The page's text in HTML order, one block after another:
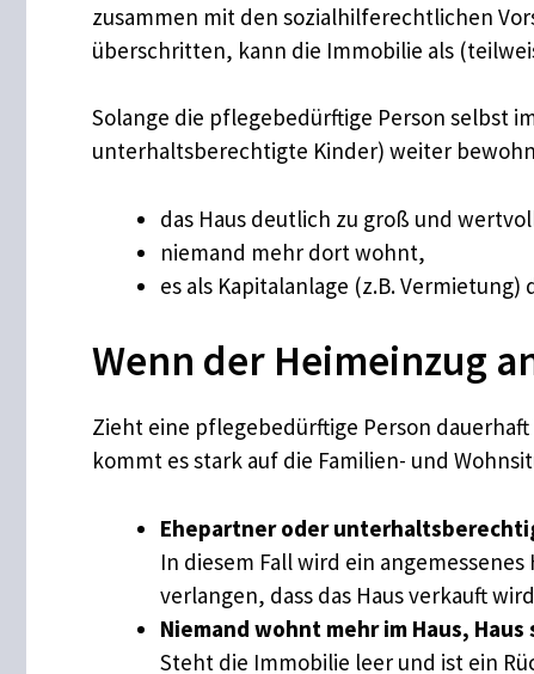
zusammen mit den sozialhilferechtlichen
überschritten, kann die Immobilie als
Solange die pflegebedürftige Person selbst
unterhaltsberechtigte Kinder) weiter
das Haus deutlich zu groß und
niemand mehr dort wohnt,
es als Kapitalanlage (z.B.
Wenn der Heimeinzug
Zieht eine pflegebedürftige Person
kommt es stark auf die Familien- und
Ehepartner oder
In diesem Fall wird ein
verlangen, dass das Haus verkauft
Niemand wohnt mehr im Haus,
Steht die Immobilie leer und ist ein